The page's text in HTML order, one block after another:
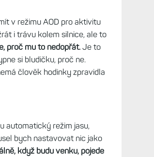
v režimu AOD pro aktivitu
i trávu kolem silnice, ale to
proč mu to nedopřát. Je to
si bludičku, proč ne.
člověk hodinky zpravidla
automatický režim jasu,
bych nastavovat nic jako
když budu venku, pojede